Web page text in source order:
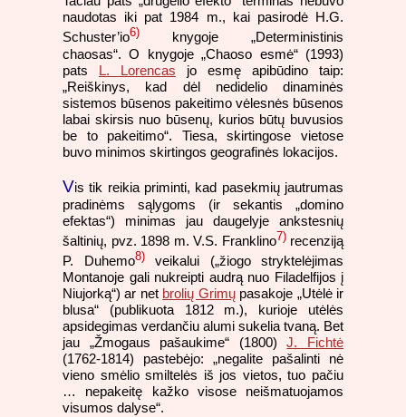
naudotas iki pat 1984 m., kai pasirodė H.G.
Schuster’io6) knygoje „Deterministinis
chaosas“. O knygoje „Chaoso esmė“ (1993)
pats L. Lorencas jo esmę apibūdino taip:
„Reiškinys, kad dėl nedidelio dinaminės
sistemos būsenos pakeitimo vėlesnės būsenos
labai skirsis nuo būsenų, kurios būtų buvusios
be to pakeitimo“. Tiesa, skirtingose vietose
buvo minimos skirtingos geografinės lokacijos.
Vis tik reikia priminti, kad pasekmių jautrumas
pradinėms sąlygoms (ir sekantis „domino
efektas“) minimas jau daugelyje ankstesnių
šaltinių, pvz. 1898 m. V.S. Franklino7)recenziją
P. Duhemo8)veikalui („žiogo stryktelėjimas
Montanoje gali nukreipti audrą nuo Filadelfijos į
Niujorką“) ar net brolių Grimųpasakoje „Utėlė ir
blusa“ (publikuota 1812 m.), kurioje utėlės
apsidegimas verdančiu alumi sukelia tvaną. Bet
jau „Žmogaus pašaukime“ (1800)J. Fichtė
(1762-1814) pastebėjo: „negalite pašalinti nė
vieno smėlio smiltelės iš jos vietos, tuo pačiu
… nepakeitę kažko visose neišmatuojamos
visumos dalyse“.